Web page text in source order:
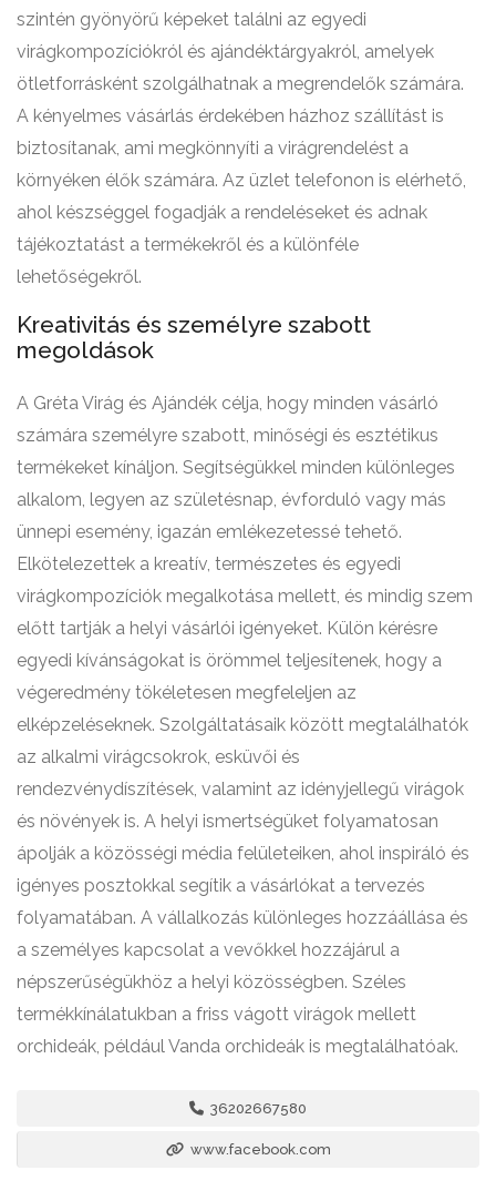
szintén gyönyörű képeket találni az egyedi
virágkompozíciókról és ajándéktárgyakról, amelyek
ötletforrásként szolgálhatnak a megrendelők számára.
A kényelmes vásárlás érdekében házhoz szállítást is
biztosítanak, ami megkönnyíti a virágrendelést a
környéken élők számára. Az üzlet telefonon is elérhető,
ahol készséggel fogadják a rendeléseket és adnak
tájékoztatást a termékekről és a különféle
lehetőségekről.
Kreativitás és személyre szabott
megoldások
A Gréta Virág és Ajándék célja, hogy minden vásárló
számára személyre szabott, minőségi és esztétikus
termékeket kínáljon. Segítségükkel minden különleges
alkalom, legyen az születésnap, évforduló vagy más
ünnepi esemény, igazán emlékezetessé tehető.
Elkötelezettek a kreatív, természetes és egyedi
virágkompozíciók megalkotása mellett, és mindig szem
előtt tartják a helyi vásárlói igényeket. Külön kérésre
egyedi kívánságokat is örömmel teljesítenek, hogy a
végeredmény tökéletesen megfeleljen az
elképzeléseknek. Szolgáltatásaik között megtalálhatók
az alkalmi virágcsokrok, esküvői és
rendezvénydíszítések, valamint az idényjellegű virágok
és növények is. A helyi ismertségüket folyamatosan
ápolják a közösségi média felületeiken, ahol inspiráló és
igényes posztokkal segítik a vásárlókat a tervezés
folyamatában. A vállalkozás különleges hozzáállása és
a személyes kapcsolat a vevőkkel hozzájárul a
népszerűségükhöz a helyi közösségben. Széles
termékkínálatukban a friss vágott virágok mellett
orchideák, például Vanda orchideák is megtalálhatóak.
36202667580
www.facebook.com